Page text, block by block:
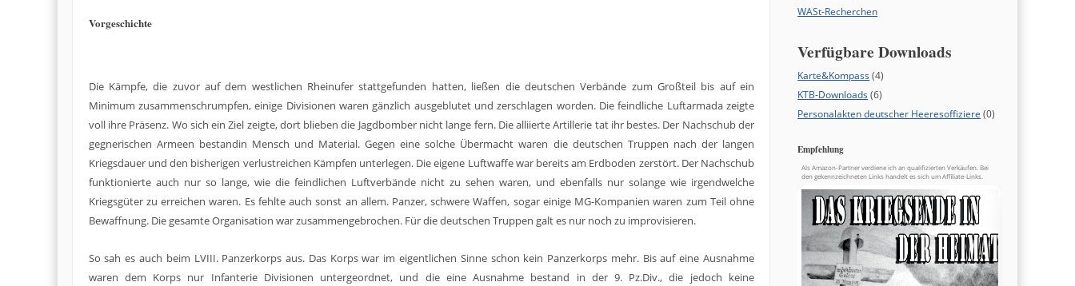
Vorgeschichte
Die Kämpfe, die zuvor auf dem westlichen Rheinufer stattgefunden hatten, ließen die deutschen Verbände zum Großteil bis auf ein
Minimum zusammenschrumpfen, einige Divisionen waren gänzlich ausgeblutet und zerschlagen worden. Die feindliche Luftarmada zeigte
voll ihre Präsenz. Wo sich ein Ziel zeigte, dort blieben die Jagdbomber nicht lange fern. Die alliierte Artillerie tat ihr bestes. Der Nachschub der
gegnerischen Armeen bestandin Mensch und Material. Gegen eine solche Übermacht waren die deutschen Truppen nach der langen
Kriegsdauer und den bisherigen verlustreichen Kämpfen unterlegen. Die eigene Luftwaffe war bereits am Erdboden zerstört. Der Nachschub
funktionierte auch nur so lange, wie die feindlichen Luftverbände nicht zu sehen waren, und ebenfalls nur solange wie irgendwelche
Kriegsgüter zu erreichen waren. Es fehlte auch sonst an allem. Panzer, schwere Waffen, sogar einige MG-Kompanien waren zum Teil ohne
Bewaffnung. Die gesamte Organisation war zusammengebrochen. Für die deutschen Truppen galt es nur noch zu improvisieren.
So sah es auch beim LVIII. Panzerkorps aus. Das Korps war im eigentlichen Sinne schon kein Panzerkorps mehr. Bis auf eine Ausnahme
waren dem Korps nur Infanterie Divisionen untergeordnet, und die eine Ausnahme bestand in der 9. Pz.Div., die jedoch keine
WASt-Recherchen
Verfügbare Downloads
Karte&Kompass (4)
KTB-Downloads (6)
Personalakten deutscher Heeresoffiziere (0)
Empfehlung
Als Amazon-Partner verdiene ich an qualifizierten Verkäufen. Bei
den gekennzeichneten Links handelt es sich um Affiliate-Links.